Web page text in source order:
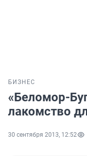
БИЗНЕС
«Беломор-
лакомство
30 сентября 2013, 12:52